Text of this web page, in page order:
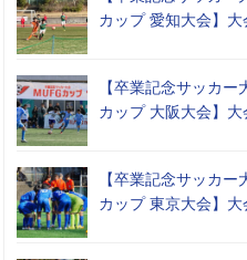
カップ 愛知大会】大
【卒業記念サッカ
カップ 大阪大会】大
【卒業記念サッカ
カップ 東京大会】大